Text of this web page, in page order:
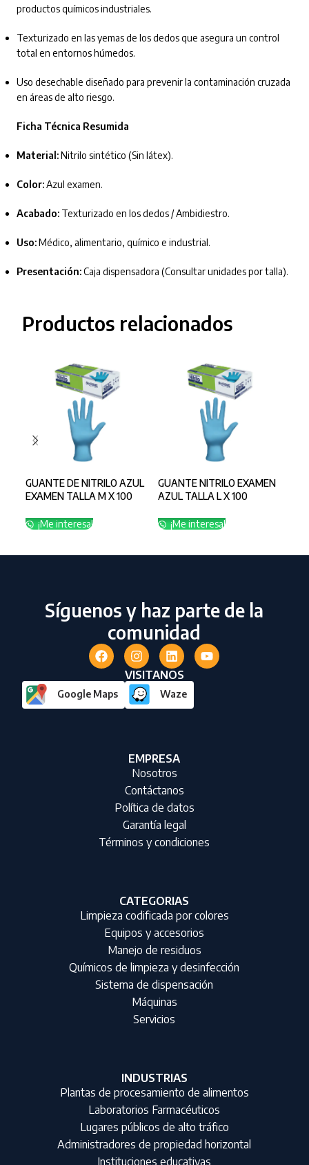
productos químicos industriales.
Texturizado en las yemas de los dedos que asegura un control
total en entornos húmedos.
Uso desechable diseñado para prevenir la contaminación cruzada
en áreas de alto riesgo.
Ficha Técnica Resumida
Material:Nitrilo sintético (Sin látex).
Color:Azul examen.
Acabado:Texturizado en los dedos / Ambidiestro.
Uso:Médico, alimentario, químico e industrial.
Presentación:Caja dispensadora (Consultar unidades por talla).
Productos relacionados
GUANTE DE NITRILO AZUL
EXAMEN TALLA M X 100
¡Me interesa!
GUANTE NITRILO EXAMEN
AZUL TALLA L X 100
¡Me interesa!
Síguenos y haz parte de la
comunidad
VISITANOS
Google Maps Waze
EMPRESA
Nosotros
Contáctanos
Política de datos
Garantía legal
Términos y condiciones
CATEGORIAS
Limpieza codificada por colores
Equipos y accesorios
Manejo de residuos
Químicos de limpieza y desinfección
Sistema de dispensación
Máquinas
Servicios
INDUSTRIAS
Plantas de procesamiento de alimentos
Laboratorios Farmacéuticos
Lugares públicos de alto tráfico
Administradores de propiedad horizontal
Instituciones educativas